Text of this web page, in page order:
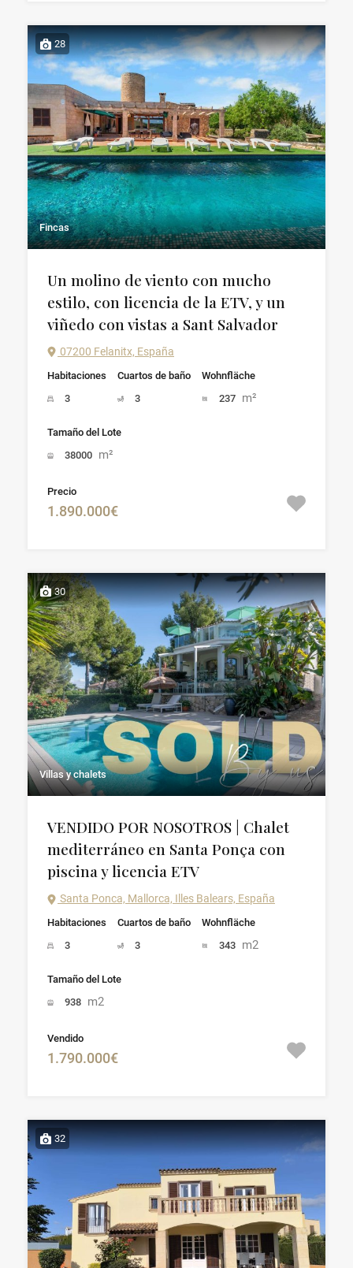
28
Fincas
Un molino de viento con mucho
estilo, con licencia de la ETV, y un
viñedo con vistas a Sant Salvador
07200 Felanitx, España
Habitaciones
3
Cuartos de baño
3
Wohnfläche
237 m²
Tamaño del Lote
38000 m²
Precio
1.890.000€
30
Villas y chalets
VENDIDO POR NOSOTROS | Chalet
mediterráneo en Santa Ponça con
piscina y licencia ETV
Santa Ponca, Mallorca, Illes Balears, España
Habitaciones
3
Cuartos de baño
3
Wohnfläche
343 m2
Tamaño del Lote
938 m2
Vendido
1.790.000€
32